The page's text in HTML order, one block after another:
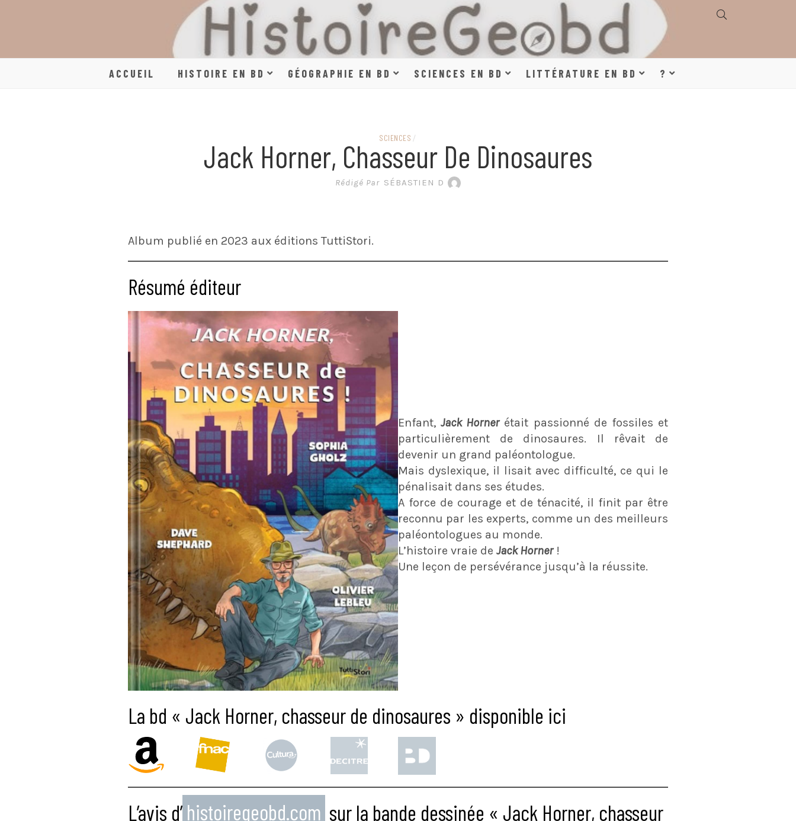
HISTOIRE, GÉOGRAPHIE,
SCIENCES, LITTÉRATURE
EN BANDE DESSINÉE
ACCUEIL HISTOIRE EN BD GÉOGRAPHIE EN BD SCIENCES EN BD LITTÉRATURE EN BD ?
SCIENCES /
Jack Horner, Chasseur De Dinosaures
Rédigé Par SÉBASTIEN D
Album publié en 2023 aux éditions TuttiStori.
Résumé éditeur
Enfant,Jack Hornerétait passionné de fossiles et
particulièrement de dinosaures. Il rêvait de
devenir un grand paléontologue.
Mais dyslexique, il lisait avec difficulté, ce qui le
pénalisait dans ses études.
A force de courage et de ténacité, il finit par être
reconnu par les experts, comme un des meilleurs
paléontologues au monde.
L’histoire vraie de Jack Horner!
Une leçon de persévérance jusqu’à la réussite.
La bd « Jack Horner, chasseur de dinosaures » disponible ici
L’avis d’ histoiregeobd.com sur la bande dessinée « Jack Horner, chasseur